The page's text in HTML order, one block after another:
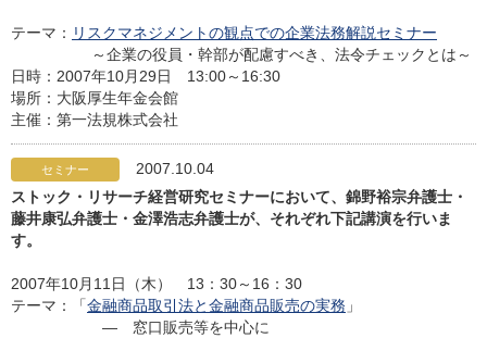
テーマ： リスクマネジメントの観点での企業法務解説セミナー
～企業の役員・幹部が配慮すべき、法令チェックとは～
日時：2007年10月29日 13:00～16:30
場所：大阪厚生年金会館
主催：第一法規株式会社
セミナー
2007.10.04
ストック・リサーチ経営研究セミナーにおいて、錦野裕宗弁護士・
藤井康弘弁護士・金澤浩志弁護士が、それぞれ下記講演を行いま
す。
2007年10月11日（木） 13：30～16：30
テーマ：「金融商品取引法と金融商品販売の実務 」
― 窓口販売等を中心に